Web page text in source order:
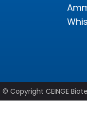
© Copyright CEINGE